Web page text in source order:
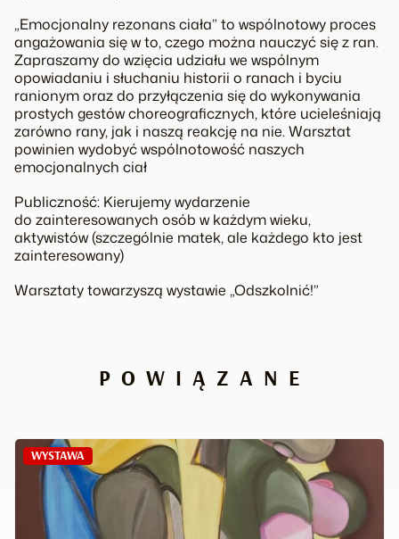
„Emocjonalny rezonans ciała” to wspólnotowy proces
angażowania się w to, czego można nauczyć się z ran.
Zapraszamy do wzięcia udziału we wspólnym
opowiadaniu i słuchaniu historii o ranach i byciu
ranionym oraz do przyłączenia się do wykonywania
prostych gestów choreograficznych, które ucieleśniają
zarówno rany, jak i naszą reakcję na nie. Warsztat
powinien wydobyć wspólnotowość naszych
emocjonalnych ciał
Publiczność: Kierujemy wydarzenie
do zainteresowanych osób w każdym wieku,
aktywistów (szczególnie matek, ale każdego kto jest
zainteresowany)
Warsztaty towarzyszą wystawie „Odszkolnić!”
POWIĄZANE
WYSTAWA